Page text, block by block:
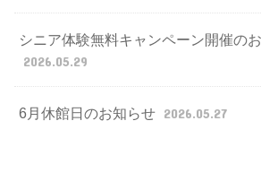
シニア体験無料キャンペーン開催の
2026.05.29
6月休館日のお知らせ 2026.05.27